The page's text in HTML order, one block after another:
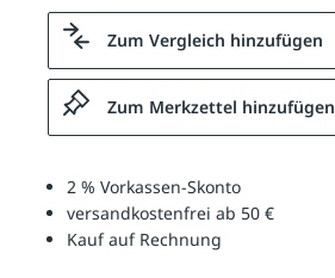
Zum Vergleich hinzufügen
Zum Merkzettel hinzufügen
2 % Vorkassen-Skonto
versandkostenfrei ab 50 €
Kauf auf Rechnung